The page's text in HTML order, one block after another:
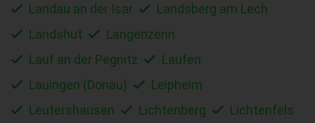
Landau an der Isar
Landsberg am Lech
Landshut
Langenzenn
Lauf an der Pegnitz
Laufen
Lauingen (Donau)
Leipheim
Leutershausen
Lichtenberg Lichtenfels